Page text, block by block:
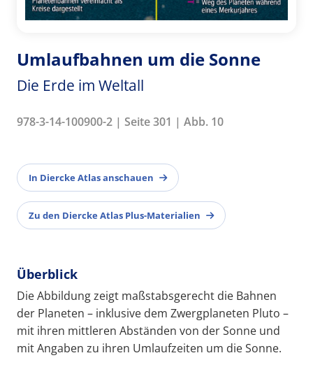
Umlaufbahnen um die Sonne
Die Erde im Weltall
978-3-14-100900-2 | Seite 301 | Abb. 10
In Diercke Atlas anschauen
Zu den Diercke Atlas Plus-Materialien
Überblick
Die Abbildung zeigt maßstabsgerecht die Bahnen
der Planeten – inklusive dem Zwergplaneten Pluto –
mit ihren mittleren Abständen von der Sonne und
mit Angaben zu ihren Umlaufzeiten um die Sonne.